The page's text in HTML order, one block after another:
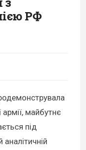
РФ
армії, майбутнє
під